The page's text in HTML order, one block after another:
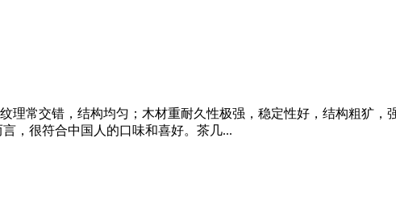
理常交错，结构均匀；木材重耐久性极强，稳定性好，结构粗犷
，很符合中国人的口味和喜好。茶几...